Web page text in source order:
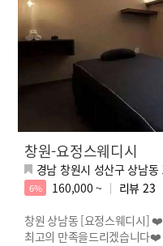
창원-요정스웨디시
경남 창원시 성산구 상남동
6% 160,000 ~ 리뷰 23
창원 상남동 [요정스웨디시]
최고의 만족을드리겠습니다❤️